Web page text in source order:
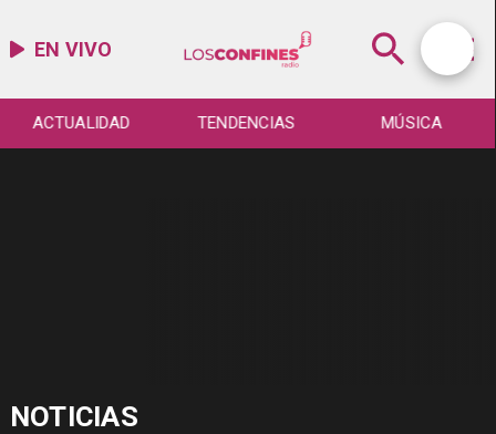
EN VIVO
ACTUALIDAD TENDENCIAS MÚSICA
NOTICIAS